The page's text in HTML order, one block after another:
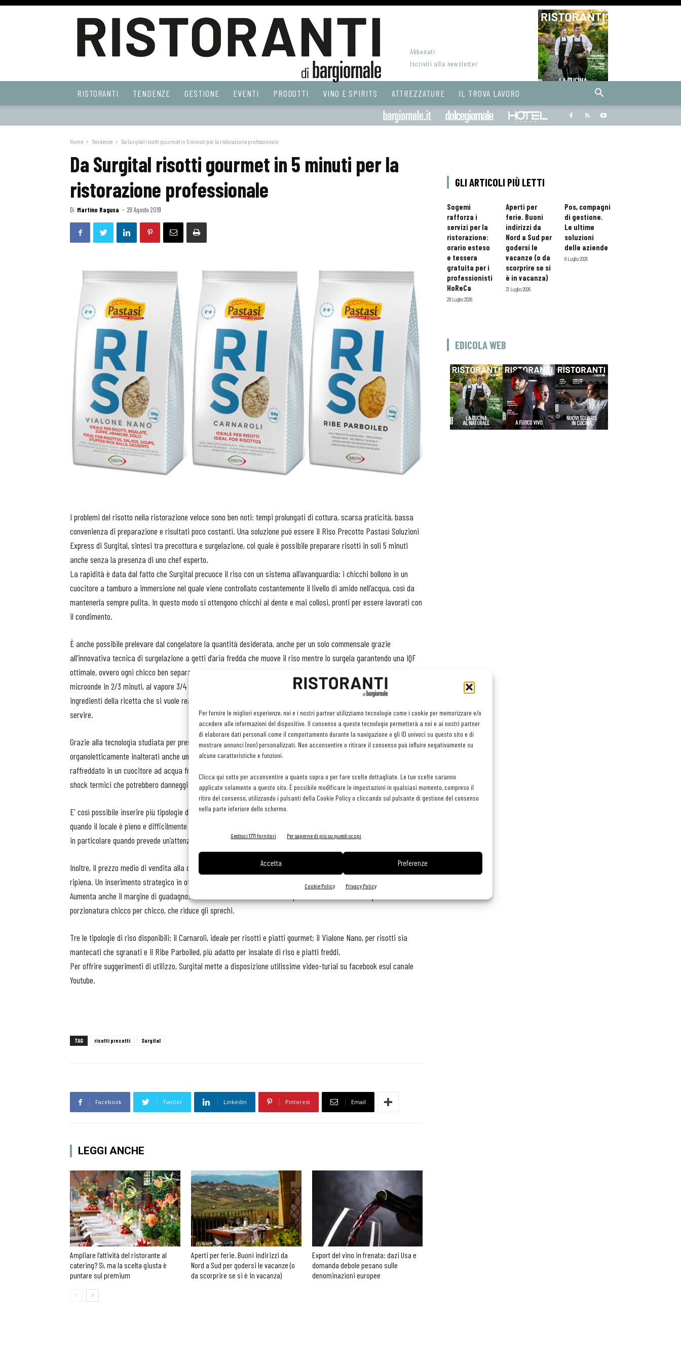
Per fornire le migliori esperienze, noi e i nostri partner utilizziamo tecnologie come i cookie per memorizzare e/o
accedere alle informazioni del dispositivo. Il consenso a queste tecnologie permetterà a noi e ai nostri partner
di elaborare dati personali come il comportamento durante la navigazione o gli ID univoci su questo sito e di
mostrare annunci (non) personalizzati. Non acconsentire o ritirare il consenso può influire negativamente su
alcune caratteristiche e funzioni.
Clicca qui sotto per acconsentire a quanto sopra o per fare scelte dettagliate. Le tue scelte saranno
applicate solamente a questo sito. È possibile modificare le impostazioni in qualsiasi momento, compreso il
ritiro del consenso, utilizzando i pulsanti della Cookie Policy o cliccando sul pulsante di gestione del consenso
nella parte inferiore dello schermo.
Gestisci 1771 fornitori Per saperne di più su questi scopi
Accetta Preferenze
Cookie Policy Privacy Policy
Web
Abbonati
Iscriviti alla newsletter
RISTORANTI TENDENZE GESTIONE EVENTI PRODOTTI VINO E SPIRITS ATTREZZATURE IL TROVA LAVORO
Bargiornale dolcegiornale
Home Tendenze Da Surgital risotti gourmet in 5 minuti per la ristorazione professionale
Da Surgital risotti gourmet in 5 minuti per la
ristorazione professionale
Di Martino Ragusa - 29 Agosto 2019
I problemi del risotto nella ristorazione veloce sono ben noti: tempi prolungati di cottura, scarsa praticità, bassa
convenienza di preparazione e risultati poco costanti. Una soluzione può essere il Riso Precotto Pastasì Soluzioni
Express di Surgital, sintesi tra precottura e surgelazione, col quale è possibile preparare risotti in soli 5 minuti
anche senza la presenza di uno chef esperto.
La rapidità è data dal fatto che Surgital precuoce il riso con un sistema all’avanguardia: i chicchi bollono in un
cuocitore a tamburo a immersione nel quale viene controllato costantemente il livello di amido nell’acqua, così da
mantenerla sempre pulita. In questo modo si ottengono chicchi al dente e mai collosi, pronti per essere lavorati con
il condimento.
È anche possibile prelevare dal congelatore la quantità desiderata, anche per un solo commensale grazie
all’innovativa tecnica di surgelazione a getti d’aria fredda che muove il riso mentre lo surgela garantendo una IQF
ottimale, ovvero ogni chicco ben separato da un altro e quindi facilmente porzionabile. Può poi essere rinvenuto in
microonde in 2/3 minuti, al vapore 3/4 minuti o, nel caso di un risotto, direttamente in padella con l’aggiunta degli
ingredienti della ricetta che si vuole realizzare. Se poi lo si manteca con le pepite di Sugosi, il piatto è pronto da
servire.
Grazie alla tecnologia studiata per preservare tutte le caratteristiche del prodotto fresco, i chicchi risultano
organoletticamente inalterati anche una volta cotti. Inoltre, al termine della fase di precottura il riso viene
raffreddato in un cuocitore ad acqua fredda che ne abbassa la temperatura prima della surgelazione, evitando così
shock termici che potrebbero danneggiarlo, sia dal punto di vista del sapore che delle proprietà.
E' così possibile inserire più tipologie di risotto in menù, cambiando spesso proposte e anche nel fine settimana,
quando il locale è pieno e difficilmente si riesce a dedicare tempo e personale alla preparazione di un solo piatto,
in particolare quando prevede un’attenzione esclusiva come il risotto.
Inoltre, il prezzo medio di vendita alla carta di un risotto è maggiore rispetto a un semplice piatto di pasta non
ripiena. Un inserimento strategico in ottica di business, dunque, che incrementa il potenziale giro d’affari.
Aumenta anche il margine di guadagno: niente chef senior dedicati e tempi ridotti di lavorazione e precisione nella
porzionatura chicco per chicco, che riduce gli sprechi.
Tre le tipologie di riso disponibili: il Carnaroli, ideale per risotti e piatti gourmet; il Vialone Nano, per risotti sia
mantecati che sgranati e il Ribe Parboiled, più adatto per insalate di riso e piatti freddi.
Per offrire suggerimenti di utilizzo, Surgital mette a disposizione utilissime video-turial su facebook esul canale
Youtube.
TAG risotti precotti Surgital
Facebook Twitter Linkedin Pinterest Email
LEGGI ANCHE
Ampliare l’attività del ristorante al
catering? Sì, ma la scelta giusta è
puntare sul premium
Aperti per ferie. Buoni indirizzi da
Nord a Sud per godersi le vacanze (o
da scorprire se si è in vacanza)
Export del vino in frenata: dazi Usa e
domanda debole pesano sulle
denominazioni europee
GLI ARTICOLI PIÙ LETTI
Sogemi
rafforza i
servizi per la
ristorazione:
orario esteso
e tessera
gratuita per i
professionisti
HoReCa
29 Luglio 2026
Aperti per
ferie. Buoni
indirizzi da
Nord a Sud per
godersi le
vacanze (o da
scorprire se si
è in vacanza)
31 Luglio 2026
Pos, compagni
di gestione.
Le ultime
soluzioni
delle aziende
8 Luglio 2026
EDICOLA WEB